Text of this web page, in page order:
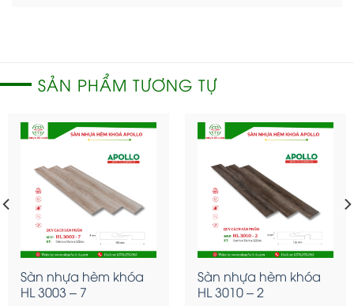
SẢN PHẨM TƯƠNG TỰ
Sàn nhựa hèm khóa
HL 3003 – 7
Sàn nhựa hèm khóa
HL 3010 – 2